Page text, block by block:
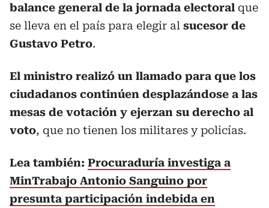
balance general de la jornada electoral que
se lleva en el país para elegir al sucesor de
Gustavo Petro.
El ministro realizó un llamado para que los
ciudadanos continúen desplazándose a las
mesas de votación y ejerzan su derecho al
voto, que no tienen los militares y policías.
Lea también: Procuraduría investiga a
MinTrabajo Antonio Sanguino por
presunta participación indebida en